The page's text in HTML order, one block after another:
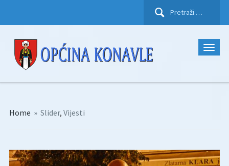
Pretraži:
Home » Slider, Vijesti